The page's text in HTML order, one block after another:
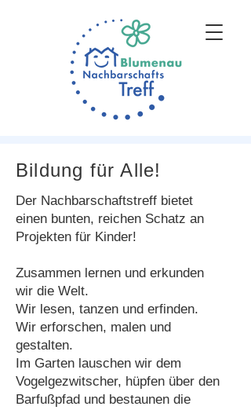
Bildung für Alle!
Der Nachbarschaftstreff bietet
einen bunten, reichen Schatz an
Projekten für Kinder!
Zusammen lernen und erkunden
wir die Welt.
Wir lesen, tanzen und erfinden.
Wir erforschen, malen und
gestalten.
Im Garten lauschen wir dem
Vogelgezwitscher, hüpfen über den
Barfußpfad und bestaunen die